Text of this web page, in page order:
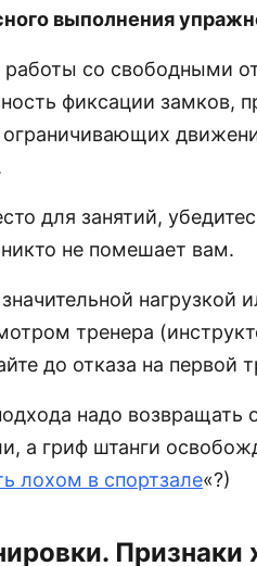
выполнения
работы со свободными
фиксации замков,
для занятий,
не помешает вам.
нагрузкой
тренера
до отказа на первой
надо возвращать
а гриф штанги
лохом в спортзале«?)
Признаки